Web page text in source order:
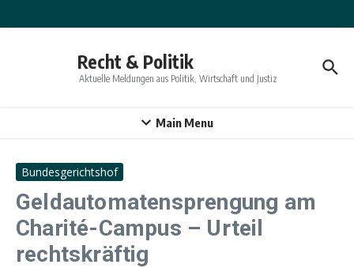
Recht & Politik
Aktuelle Meldungen aus Politik, Wirtschaft und Justiz
Main Menu
Bundesgerichtshof
Geldautomatensprengung am
Charité-Campus – Urteil
rechtskräftig